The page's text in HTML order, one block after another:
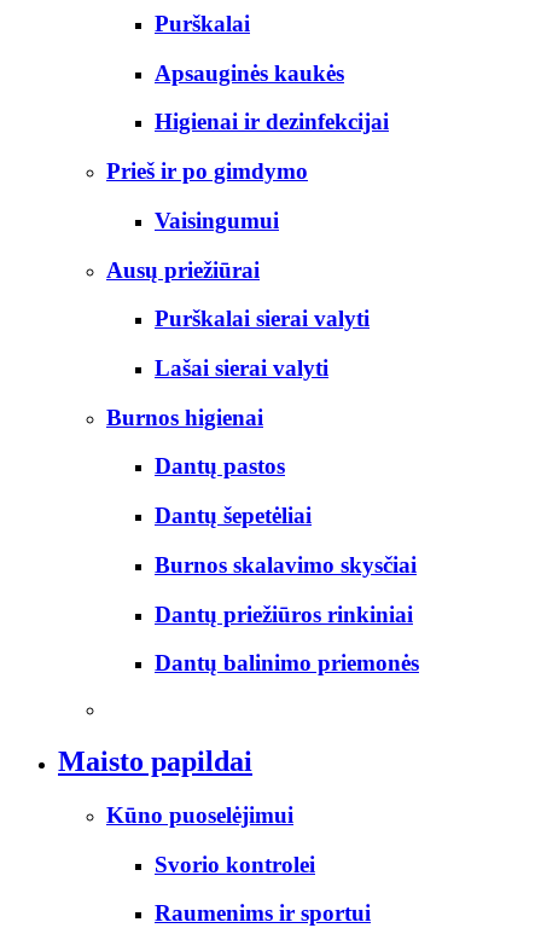
Purškalai
Apsauginės kaukės
Higienai ir dezinfekcijai
Prieš ir po gimdymo
Vaisingumui
Ausų priežiūrai
Purškalai sierai valyti
Lašai sierai valyti
Burnos higienai
Dantų pastos
Dantų šepetėliai
Burnos skalavimo skysčiai
Dantų priežiūros rinkiniai
Dantų balinimo priemonės
Maisto papildai
Kūno puoselėjimui
Svorio kontrolei
Raumenims ir sportui